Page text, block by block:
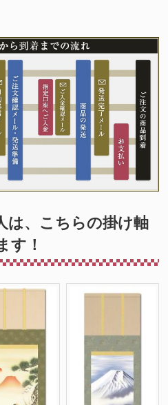
は、こちらの掛け軸
す！